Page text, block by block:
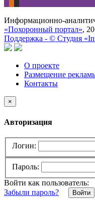
Информационно-
«Похоронный портал»,
Поддержка - © Cтудия
О проекте
Размещение
Контакты
×
Авторизация
Логин:
Пароль:
Войти как пользователь:
Забыли пароль?